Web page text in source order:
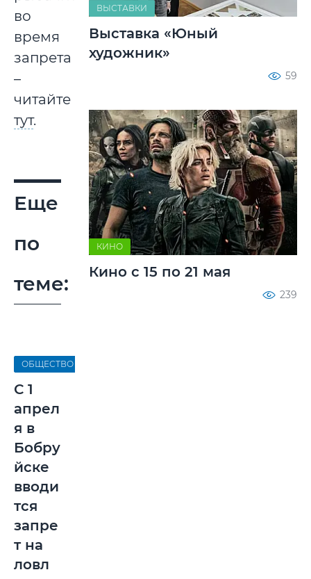
во
время
запрета
–
читайте
тут.
Еще
по
теме:
ОБЩЕСТВО
С 1
апрел
я в
Бобру
йске
вводи
тся
запре
т на
ловл
ВЫСТАВКИ
Выставка «Юный
художник»
59
КИНО
Кино с 15 по 21 мая
239